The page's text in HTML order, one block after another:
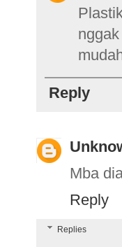
Reply
Mba
Reply
Replies